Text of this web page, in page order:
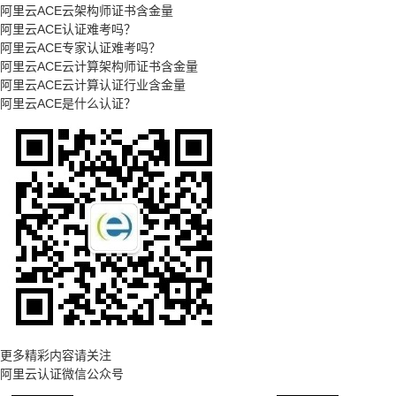
阿里云ACE云架构师证书含金量
阿里云ACE认证难考吗？
阿里云ACE专家认证难考吗？
阿里云ACE云计算架构师证书含金量
阿里云ACE云计算认证行业含金量
阿里云ACE是什么认证？
更多精彩内容请关注
阿里云认证微信公众号